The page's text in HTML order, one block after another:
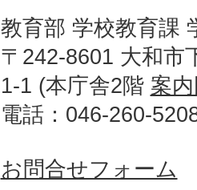
教育部 学校教育課
〒242-8601 大和市
1-1 (本庁舎2階 案
電話：046-260-
お問合せフォーム